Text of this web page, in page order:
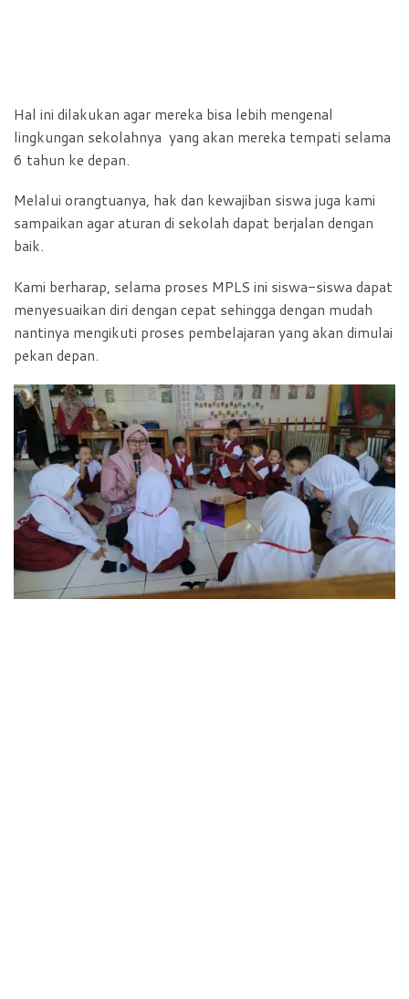
Hal ini dilakukan agar mereka bisa lebih mengenal
lingkungan sekolahnya yang akan mereka tempati selama
6 tahun ke depan.
Melalui orangtuanya, hak dan kewajiban siswa juga kami
sampaikan agar aturan di sekolah dapat berjalan dengan
baik.
Kami berharap, selama proses MPLS ini siswa-siswa dapat
menyesuaikan diri dengan cepat sehingga dengan mudah
nantinya mengikuti proses pembelajaran yang akan dimulai
pekan depan.